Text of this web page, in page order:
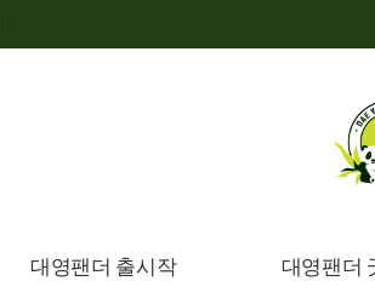
대영팬더 출시작 대영팬더